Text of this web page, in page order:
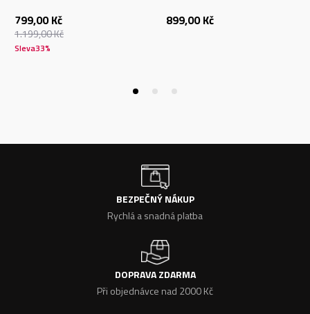
799,00 Kč
1.199,00Kč
Sleva33%
899,00 Kč
BEZPEČNÝ NÁKUP
Rychlá a snadná platba
DOPRAVA ZDARMA
Při objednávce nad 2000 Kč